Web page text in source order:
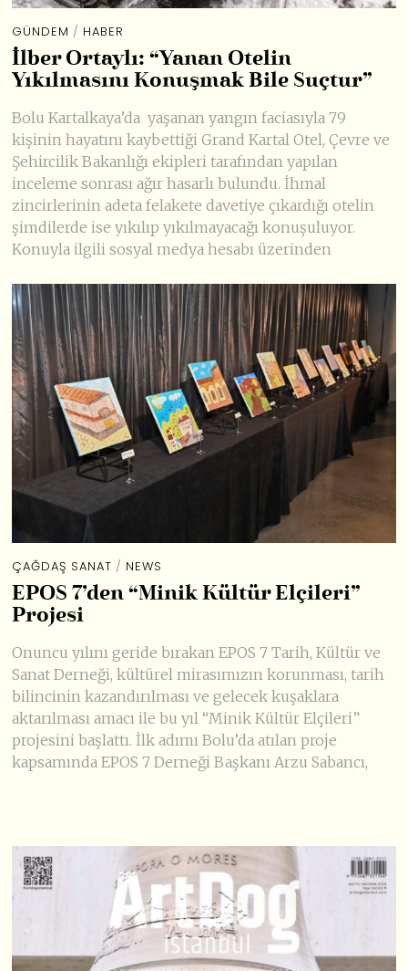
GÜNDEM / HABER
İlber Ortaylı: “Yanan Otelin
Yıkılmasını Konuşmak Bile Suçtur”
Bolu Kartalkaya’da yaşanan yangın faciasıyla 79
kişinin hayatını kaybettiği Grand Kartal Otel, Çevre ve
Şehircilik Bakanlığı ekipleri tarafından yapılan
inceleme sonrası ağır hasarlı bulundu. İhmal
zincirlerinin adeta felakete davetiye çıkardığı otelin
şimdilerde ise yıkılıp yıkılmayacağı konuşuluyor.
Konuyla ilgili sosyal medya hesabı üzerinden
ÇAĞDAŞ SANAT / NEWS
EPOS 7’den “Minik Kültür Elçileri”
Projesi
Onuncu yılını geride bırakan EPOS 7 Tarih, Kültür ve
Sanat Derneği, kültürel mirasımızın korunması, tarih
bilincinin kazandırılması ve gelecek kuşaklara
aktarılması amacı ile bu yıl “Minik Kültür Elçileri”
projesini başlattı. İlk adımı Bolu’da atılan proje
kapsamında EPOS 7 Derneği Başkanı Arzu Sabancı,